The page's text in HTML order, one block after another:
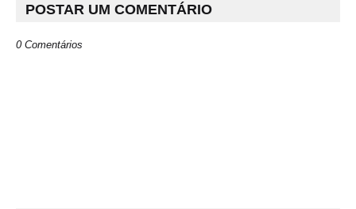
POSTAR UM COMENTÁRIO
0 Comentários